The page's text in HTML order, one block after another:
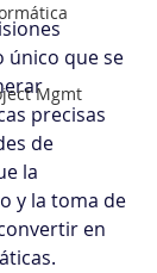
Mgmt
único que se
precisas
de
la
y la toma de
en